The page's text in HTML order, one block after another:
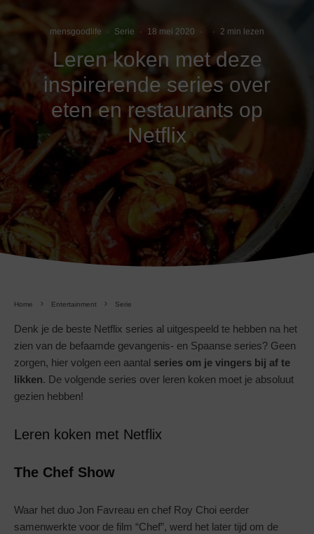
mensgoodlife · Serie · 18 mei 2020 · · 2 min lezen
Leren koken met deze
inspirerende series over
eten en restaurants op
Netflix
Home Entertainment Serie
Denk je de beste Netflix series al uitgespeeld te hebben na het
zien van de befaamde gevangenis- en Spaanse series? Geen
zorgen, hier volgen een aantal series om je vingers bij af te
likken. De volgende series over leren koken moet je absoluut
gezien hebben!
Leren koken met Netflix
The Chef Show
Waar het duo Jon Favreau en chef Roy Choi eerder
samenwerkte voor de film “Chef”, werd het later tijd om de